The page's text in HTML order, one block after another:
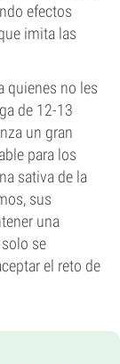
efectos
imita las
quienes no les
de 12-13
un gran
para los
sativa de la
sus
una
se
el reto de